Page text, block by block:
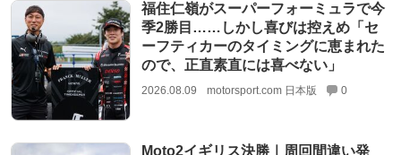
福住仁嶺がスーパーフォーミュラで今
季2勝目……しかし喜びは控えめ「セ
ーフティカーのタイミングに恵まれた
ので、正直素直には喜べない」
2026.08.09 motorsport.com 日本版 0
Moto2イギリス決勝｜周回間違い発